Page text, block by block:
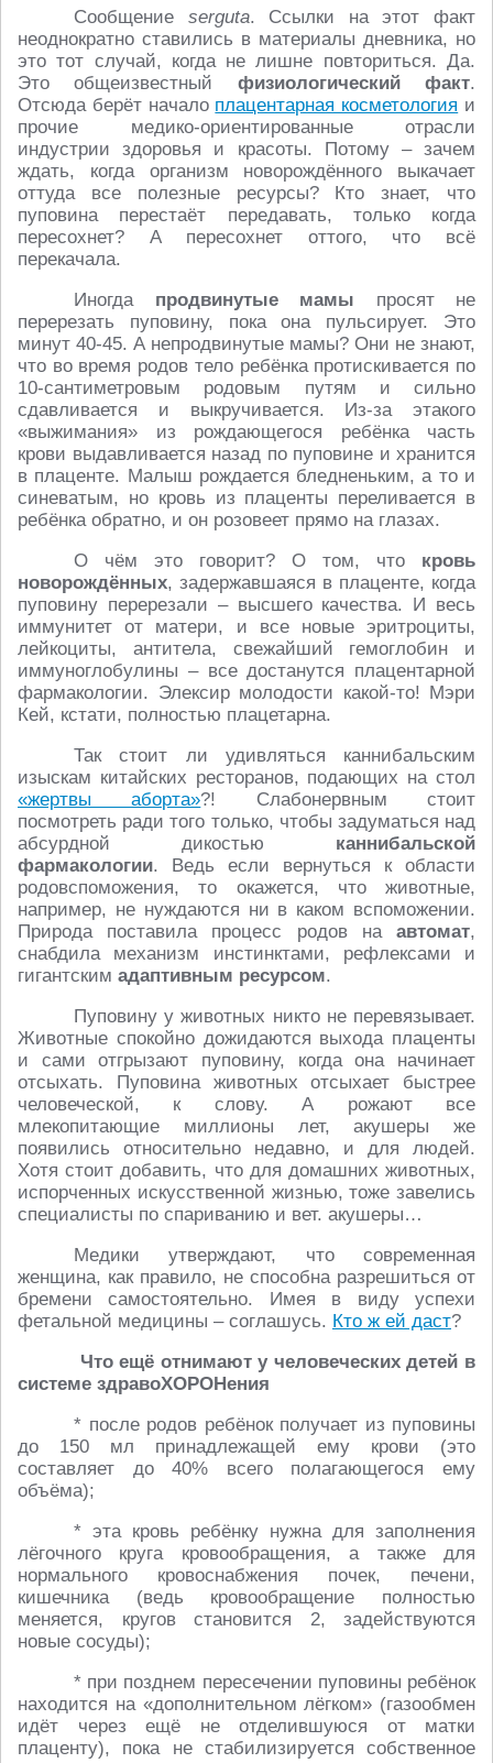
Сообщение serguta. Ссылки на этот факт
неоднократно ставились в материалы дневника, но
это тот случай, когда не лишне повториться. Да.
Это общеизвестный физиологический факт.
Отсюда берёт начало плацентарная косметология и
прочие медико-ориентированные отрасли
индустрии здоровья и красоты. Потому – зачем
ждать, когда организм новорождённого выкачает
оттуда все полезные ресурсы? Кто знает, что
пуповина перестаёт передавать, только когда
пересохнет? А пересохнет оттого, что всё
перекачала.
Иногда продвинутые мамы просят не
перерезать пуповину, пока она пульсирует. Это
минут 40-45. А непродвинутые мамы? Они не знают,
что во время родов тело ребёнка протискивается по
10-сантиметровым родовым путям и сильно
сдавливается и выкручивается. Из-за этакого
«выжимания» из рождающегося ребёнка часть
крови выдавливается назад по пуповине и хранится
в плаценте. Малыш рождается бледненьким, а то и
синеватым, но кровь из плаценты переливается в
ребёнка обратно, и он розовеет прямо на глазах.
О чём это говорит? О том, что кровь
новорождённых, задержавшаяся в плаценте, когда
пуповину перерезали – высшего качества. И весь
иммунитет от матери, и все новые эритроциты,
лейкоциты, антитела, свежайший гемоглобин и
иммуноглобулины – все достанутся плацентарной
фармакологии. Элексир молодости какой-то! Мэри
Кей, кстати, полностью плацетарна.
Так стоит ли удивляться каннибальским
изыскам китайских ресторанов, подающих на стол
«жертвы аборта»?! Слабонервным стоит
посмотреть ради того только, чтобы задуматься над
абсурдной дикостью каннибальской
фармакологии. Ведь если вернуться к области
родовспоможения, то окажется, что животные,
например, не нуждаются ни в каком вспоможении.
Природа поставила процесс родов на автомат,
снабдила механизм инстинктами, рефлексами и
гигантским адаптивным ресурсом.
Пуповину у животных никто не перевязывает.
Животные спокойно дожидаются выхода плаценты
и сами отгрызают пуповину, когда она начинает
отсыхать. Пуповина животных отсыхает быстрее
человеческой, к слову. А рожают все
млекопитающие миллионы лет, акушеры же
появились относительно недавно, и для людей.
Хотя стоит добавить, что для домашних животных,
испорченных искусственной жизнью, тоже завелись
специалисты по спариванию и вет. акушеры…
Медики утверждают, что современная
женщина, как правило, не способна разрешиться от
бремени самостоятельно. Имея в виду успехи
фетальной медицины – соглашусь. Кто ж ей даст?
Что ещё отнимают у человеческих детей в
системе здравоХОРОНения
* после родов ребёнок получает из пуповины
до 150 мл принадлежащей ему крови (это
составляет до 40% всего полагающегося ему
объёма);
* эта кровь ребёнку нужна для заполнения
лёгочного круга кровообращения, а также для
нормального кровоснабжения почек, печени,
кишечника (ведь кровообращение полностью
меняется, кругов становится 2, задействуются
новые сосуды);
* при позднем пересечении пуповины ребёнок
находится на «дополнительном лёгком» (газообмен
идёт через ещё не отделившуюся от матки
плаценту), пока не стабилизируется собственное